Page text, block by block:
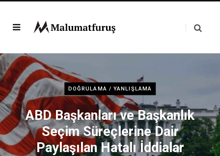
DOĞRULAMA / YANLIŞLAMA
ABD Başkanları ve Başkanlık
Seçim Süreçlerine Dair
Paylaşılan Hatalı İddialar